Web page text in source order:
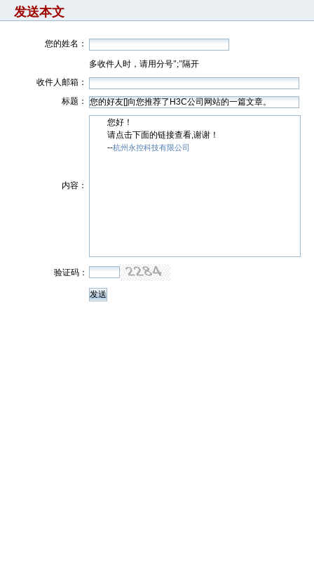
发送本文
您的姓名：
多收件人时，请用分号";"隔开
收件人邮箱：
标题：
内容：
您好！
请点击下面的链接查看,谢谢！
--杭州永控科技有限公司
验证码：